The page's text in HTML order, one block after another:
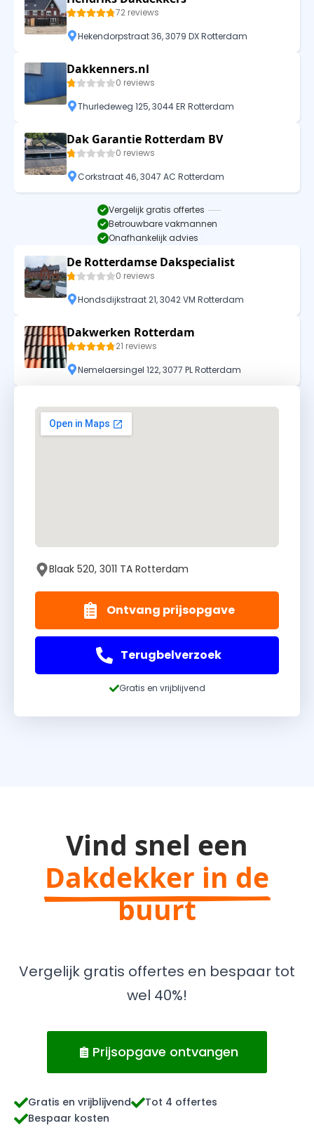
72 reviews
Hekendorpstraat 36, 3079 DX Rotterdam
Dakkenners.nl
0 reviews
Thurledeweg 125, 3044 ER Rotterdam
Dak Garantie Rotterdam BV
0 reviews
Corkstraat 46, 3047 AC Rotterdam
Vergelijk gratis offertes
Betrouwbare vakmannen
Onafhankelijk advies
De Rotterdamse Dakspecialist
0 reviews
Hondsdijkstraat 21, 3042 VM Rotterdam
Dakwerken Rotterdam
21 reviews
Nemelaersingel 122, 3077 PL Rotterdam
Blaak 520, 3011 TA Rotterdam
Ontvang prijsopgave
Terugbelverzoek
Gratis en vrijblijvend
Vind snel een
Dakdekker in de
buurt
Vergelijk gratis offertes en bespaar tot
wel 40%!
Prijsopgave ontvangen
Gratis en vrijblijvend
Tot 4 offertes
Bespaar kosten